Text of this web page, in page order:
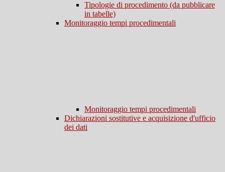
Tipologie di procedimento (da pubblicare
in tabelle)
Monitoraggio tempi procedimentali
Monitoraggio tempi procedimentali
Dichiarazioni sostitutive e acquisizione d'ufficio
dei dati